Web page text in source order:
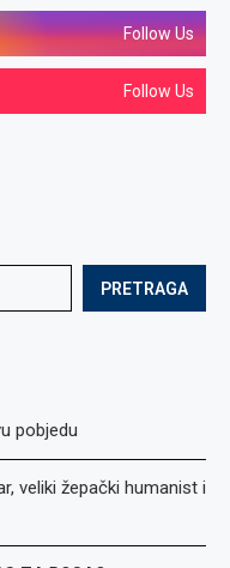
Follow Us
Follow Us
PRETRAGA
pobjedu
veliki žepački humanist i